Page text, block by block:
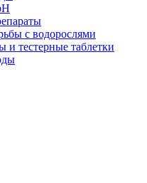
с водорослями
и тестерные таблетки